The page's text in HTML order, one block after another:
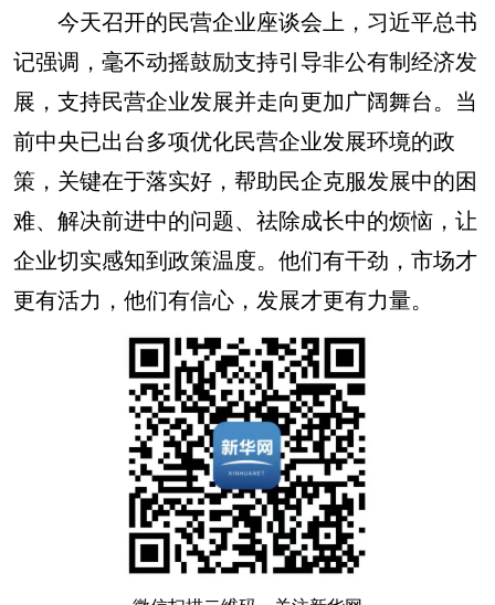
今天召开的民营企业座谈会上，习近平总书
记强调，毫不动摇鼓励支持引导非公有制经济发
展，支持民营企业发展并走向更加广阔舞台。当
前中央已出台多项优化民营企业发展环境的政
策，关键在于落实好，帮助民企克服发展中的困
难、解决前进中的问题、祛除成长中的烦恼，让
企业切实感知到政策温度。他们有干劲，市场才
更有活力，他们有信心，发展才更有力量。